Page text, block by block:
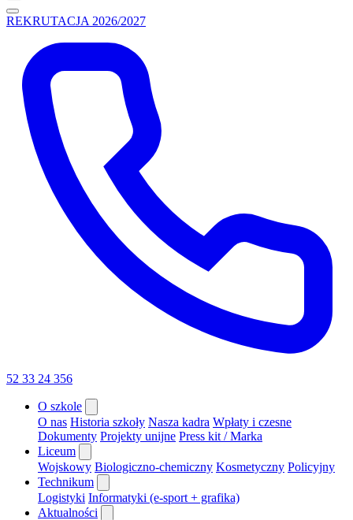
REKRUTACJA 2026/2027
52 33 24 356
O szkole
O nas Historia szkoły Nasza kadra Wpłaty i czesne
Dokumenty Projekty unijne Press kit / Marka
Liceum
Wojskowy Biologiczno-chemiczny Kosmetyczny Policyjny
Technikum
Logistyki Informatyki (e-sport + grafika)
Aktualności